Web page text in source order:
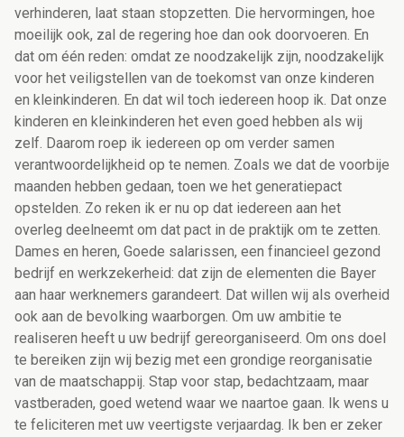
verhinderen, laat staan stopzetten. Die hervormingen, hoe
moeilijk ook, zal de regering hoe dan ook doorvoeren. En
dat om één reden: omdat ze noodzakelijk zijn, noodzakelijk
voor het veiligstellen van de toekomst van onze kinderen
en kleinkinderen. En dat wil toch iedereen hoop ik. Dat onze
kinderen en kleinkinderen het even goed hebben als wij
zelf. Daarom roep ik iedereen op om verder samen
verantwoordelijkheid op te nemen. Zoals we dat de voorbije
maanden hebben gedaan, toen we het generatiepact
opstelden. Zo reken ik er nu op dat iedereen aan het
overleg deelneemt om dat pact in de praktijk om te zetten.
Dames en heren, Goede salarissen, een financieel gezond
bedrijf en werkzekerheid: dat zijn de elementen die Bayer
aan haar werknemers garandeert. Dat willen wij als overheid
ook aan de bevolking waarborgen. Om uw ambitie te
realiseren heeft u uw bedrijf gereorganiseerd. Om ons doel
te bereiken zijn wij bezig met een grondige reorganisatie
van de maatschappij. Stap voor stap, bedachtzaam, maar
vastberaden, goed wetend waar we naartoe gaan. Ik wens u
te feliciteren met uw veertigste verjaardag. Ik ben er zeker